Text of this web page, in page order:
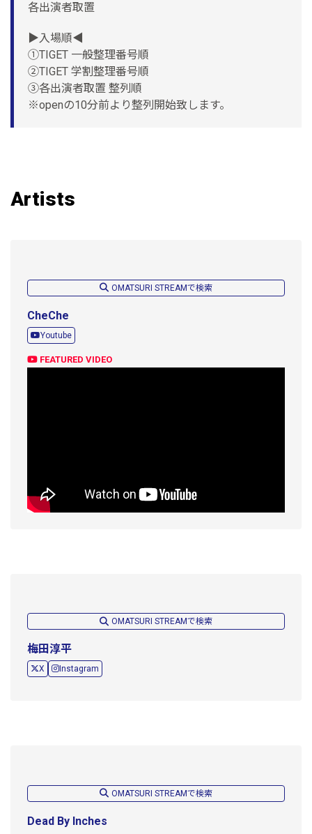
各出演者取置
▶︎入場順◀︎
①TIGET 一般整理番号順
②TIGET 学割整理番号順
③各出演者取置 整列順
※openの10分前より整列開始致します。
Artists
OMATSURI STREAMで検索
CheChe
Youtube
FEATURED VIDEO
OMATSURI STREAMで検索
梅田淳平
X Instagram
OMATSURI STREAMで検索
Dead By Inches